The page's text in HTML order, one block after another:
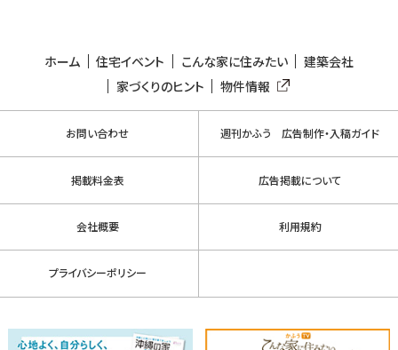
ホーム 住宅イベント こんな家に住みたい
建築会社
家づくりのヒント
物件情報
お問い合わせ 週刊かふう 広告制作・入稿ガイド
掲載料金表 広告掲載について
会社概要 利用規約
プライバシーポリシー